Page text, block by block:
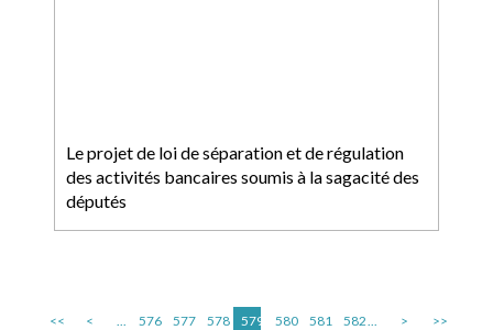
Le projet de loi de séparation et de régulation
des activités bancaires soumis à la sagacité des
députés
<< < ... 576 577 578 579 580 581 582... > >>